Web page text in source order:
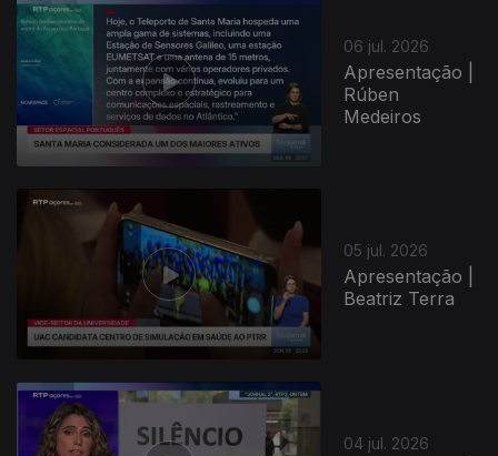
06 jul. 2026
Apresentação |
Rúben
Medeiros
05 jul. 2026
Apresentação |
Beatriz Terra
04 jul. 2026
940547